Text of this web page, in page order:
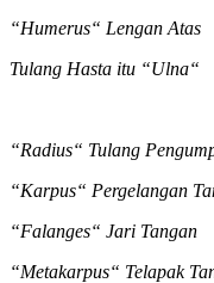
“Humerus“ Lengan Atas
Tulang Hasta itu “Ulna“
“Radius“ Tulang
“Karpus“ Pergelangan
“Falanges“ Jari Tangan
“Metakarpus“ Telapak